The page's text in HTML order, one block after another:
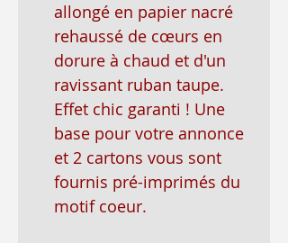
allongé en papier nacré
rehaussé de cœurs en
dorure à chaud et d'un
ravissant ruban taupe.
Effet chic garanti ! Une
base pour votre annonce
et 2 cartons vous sont
fournis pré-imprimés du
motif coeur.